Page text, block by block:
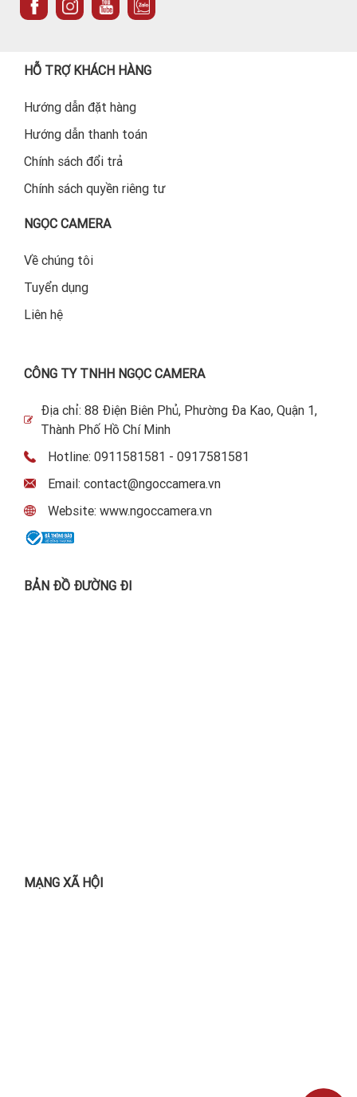
HỖ TRỢ KHÁCH HÀNG
Hướng dẫn đặt hàng
Hướng dẫn thanh toán
Chính sách đổi trả
Chính sách quyền riêng tư
NGỌC CAMERA
Về chúng tôi
Tuyển dụng
Liên hệ
CÔNG TY TNHH NGỌC CAMERA
Địa chỉ: 88 Điện Biên Phủ, Phường Đa Kao, Quận 1,
Thành Phố Hồ Chí Minh
Hotline: 0911581581 - 0917581581
Email: contact@ngoccamera.vn
Website: www.ngoccamera.vn
BẢN ĐỒ ĐƯỜNG ĐI
MẠNG XÃ HỘI